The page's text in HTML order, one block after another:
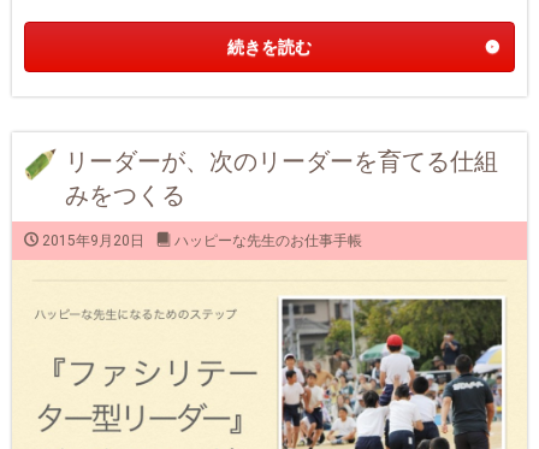
続きを読む
リーダーが、次のリーダーを育てる仕組
みをつくる
2015年9月20日 ハッピーな先生のお仕事手帳